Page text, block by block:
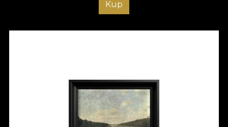
Kup